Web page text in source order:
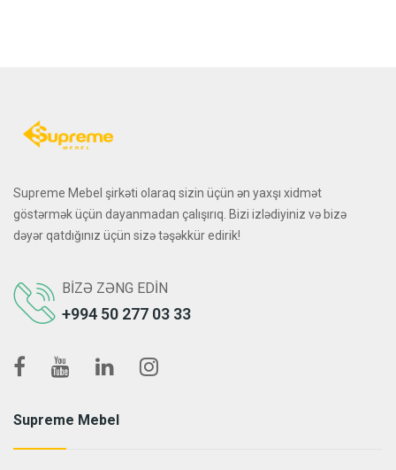
Supreme Mebel şirkəti olaraq sizin üçün ən yaxşı xidmət
göstərmək üçün dayanmadan çalışırıq. Bizi izlədiyiniz və bizə
dəyər qatdığınız üçün sizə təşəkkür edirik!
BIZƏ ZƏNG EDIN
+994 50 277 03 33
Supreme Mebel